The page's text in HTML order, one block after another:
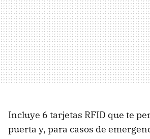
Incluye 6 tarjetas RFID que te
puerta y, para casos de